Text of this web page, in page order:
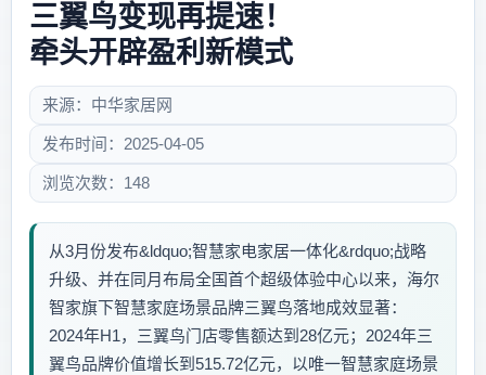
三翼鸟变现再提速！
牵头开辟盈利新模式
来源：中华家居网
发布时间：2025-04-05
浏览次数：148
从3月份发布&ldquo;智慧家电家居一体化&rdquo;战略
升级、并在同月布局全国首个超级体验中心以来，海尔
智家旗下智慧家庭场景品牌三翼鸟落地成效显著：
2024年H1，三翼鸟门店零售额达到28亿元；2024年三
翼鸟品牌价值增长到515.72亿元，以唯一智慧家庭场景